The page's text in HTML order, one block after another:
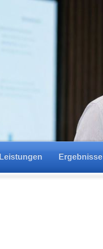
Leistungen Ergebnisse